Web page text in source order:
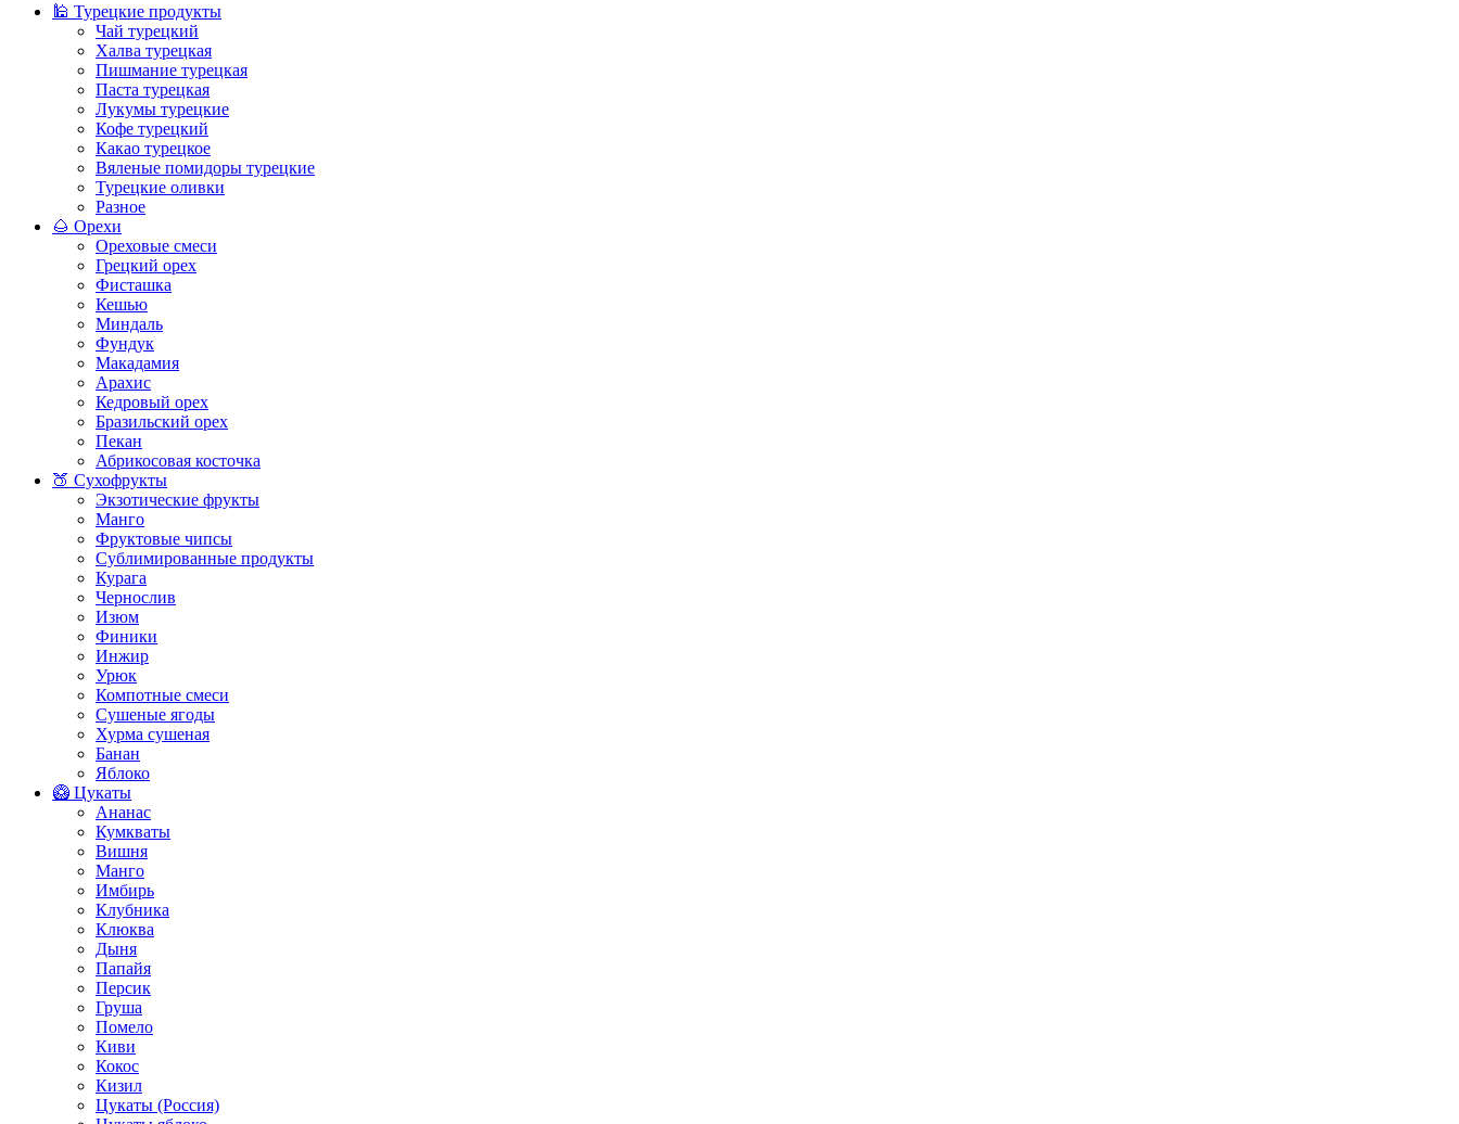
🕌 Турецкие продукты
Чай турецкий
Халва турецкая
Пишмание турецкая
Паста турецкая
Лукумы турецкие
Кофе турецкий
Какао турецкое
Вяленые помидоры турецкие
Турецкие оливки
Разное
🌰 Орехи
Ореховые смеси
Грецкий орех
Фисташка
Кешью
Миндаль
Фундук
Макадамия
Арахис
Кедровый орех
Бразильский орех
Пекан
Абрикосовая косточка
🍑 Сухофрукты
Экзотические фрукты
Манго
Фруктовые чипсы
Сублимированные продукты
Курага
Чернослив
Изюм
Финики
Инжир
Урюк
Компотные смеси
Сушеные ягоды
Хурма сушеная
Банан
Яблоко
🥝 Цукаты
Ананас
Кумкваты
Вишня
Манго
Имбирь
Клубника
Клюква
Дыня
Папайя
Персик
Груша
Помело
Киви
Кокос
Кизил
Цукаты (Россия)